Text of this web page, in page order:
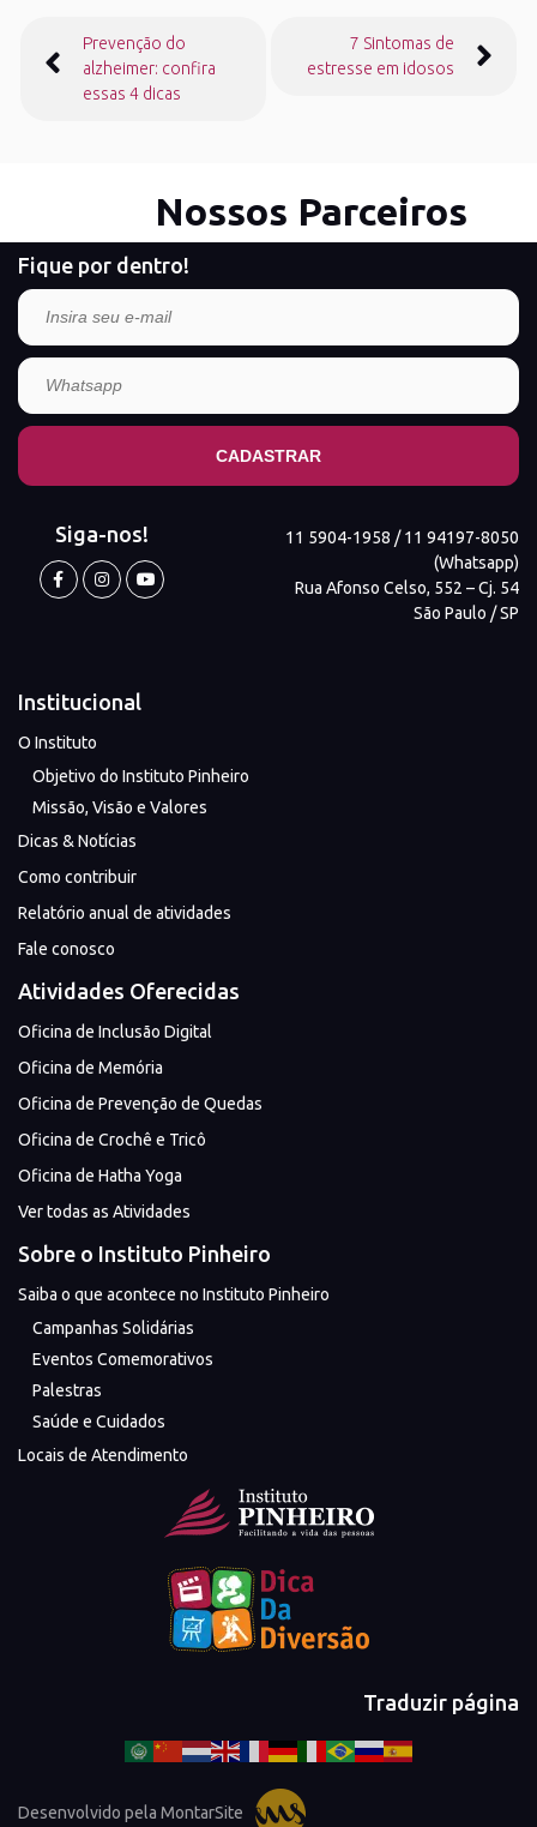
de
Post
Prevenção do
alzheimer: confira
essas 4 dicas
7 Sintomas de
estresse em idosos
Nossos Parceiros
Fique por dentro!
Siga-nos!
11 5904-1958 / 11 94197-8050
(Whatsapp)
Rua Afonso Celso, 552 – Cj. 54
São Paulo / SP
Institucional
O Instituto
Objetivo do Instituto Pinheiro
Missão, Visão e Valores
Dicas & Notícias
Como contribuir
Relatório anual de atividades
Fale conosco
Atividades Oferecidas
Oficina de Inclusão Digital
Oficina de Memória
Oficina de Prevenção de Quedas
Oficina de Crochê e Tricô
Oficina de Hatha Yoga
Ver todas as Atividades
Sobre o Instituto Pinheiro
Saiba o que acontece no Instituto Pinheiro
Campanhas Solidárias
Eventos Comemorativos
Palestras
Saúde e Cuidados
Locais de Atendimento
Traduzir página
Desenvolvido pela MontarSite